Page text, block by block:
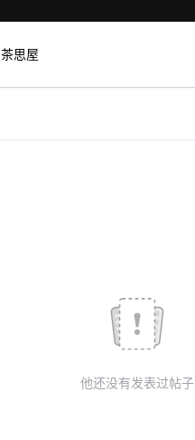
茶思屋
他还没有发表过帖子